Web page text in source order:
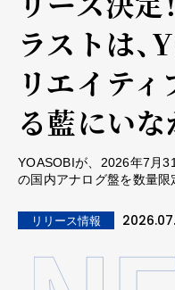
ラストは
リエイテ
る藍にいな
YOASOBIが、2026年7月
の国内アナログ盤を数量限
リリース情報